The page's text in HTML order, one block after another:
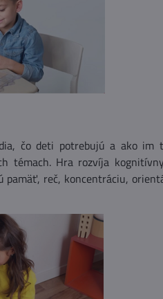
čo deti potrebujú a ako
témach. Hra rozvíja
reč, koncentráciu,